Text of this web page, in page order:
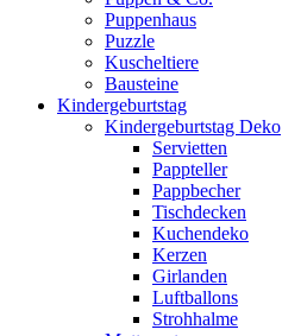
Puppenhaus
Puzzle
Kuscheltiere
Bausteine
Kindergeburtstag
Kindergeburtstag Deko
Servietten
Pappteller
Pappbecher
Tischdecken
Kuchendeko
Kerzen
Girlanden
Luftballons
Strohhalme